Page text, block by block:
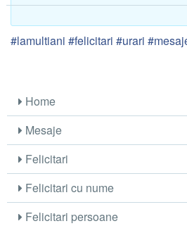
#lamultiani #felicitari #urari
Home
Mesaje
Felicitari
Felicitari cu nume
Felicitari persoane